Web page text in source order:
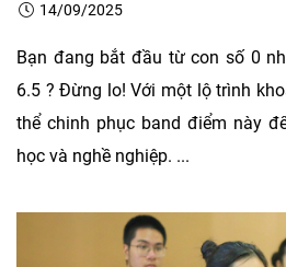
14/09/2025
Bạn đang bắt đầu từ con số 0
6.5 ? Đừng lo! Với một lộ trình
thể chinh phục band điểm này
học và nghề nghiệp. ...